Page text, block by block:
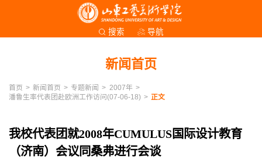
搜索 导航
新闻首页
首页 > 新闻首页 > 专题新闻 > 2007年 >
潘鲁生率代表团赴欧洲工作访问(07-06-18) > 正文
我校代表团就2008年CUMULUS国际设计教育
（济南）会议同桑弗进行会谈